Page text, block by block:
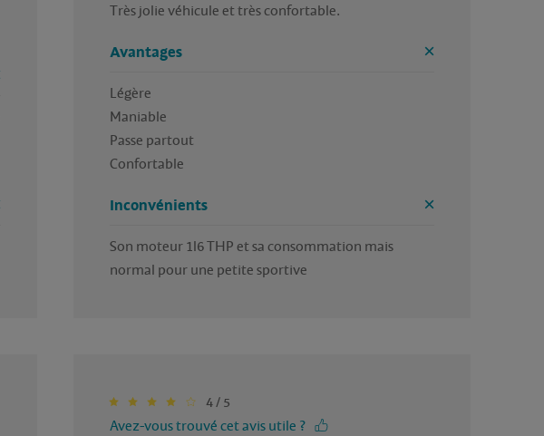
Très jolie véhicule et très confortable.
Avantages
Légère
Maniable
Passe partout
Confortable
Inconvénients
Son moteur 1l6 THP et sa consommation mais
normal pour une petite sportive
4 / 5
Avez-vous trouvé cet avis utile ?